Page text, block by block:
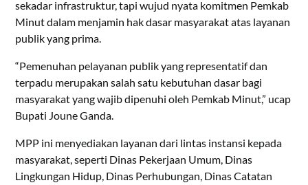
sekadar infrastruktur, tapi wujud nyata komitmen Pemkab
Minut dalam menjamin hak dasar masyarakat atas layanan
publik yang prima.
“Pemenuhan pelayanan publik yang representatif dan
terpadu merupakan salah satu kebutuhan dasar bagi
masyarakat yang wajib dipenuhi oleh Pemkab Minut,” ucap
Bupati Joune Ganda.
MPP ini menyediakan layanan dari lintas instansi kepada
masyarakat, seperti Dinas Pekerjaan Umum, Dinas
Lingkungan Hidup, Dinas Perhubungan, Dinas Catatan